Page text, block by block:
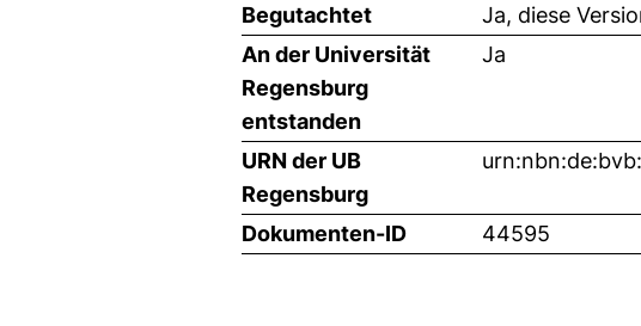
Begutachtet
Ja, diese
An der Universität
Regensburg
entstanden
Ja
URN der UB
Regensburg
Dokumenten-ID 44595